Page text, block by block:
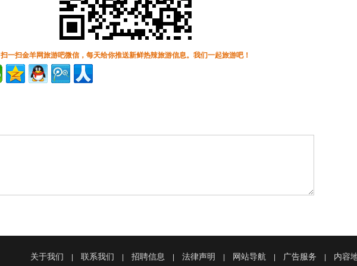
扫一扫金羊网旅游吧微信，每天给你推送新鲜热辣旅游信息。我们一起旅游吧！
关于我们 联系我们 招聘信息 法律声明 网站导航 广告服务 内容